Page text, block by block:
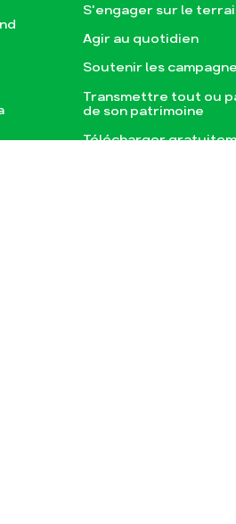
S'engager sur le
Agir au quotidien
Soutenir les
Transmettre tout ou
de son patrimoine
Télécharger